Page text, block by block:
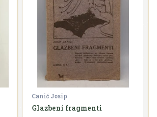
Canić Josip
Glazbeni fragmenti